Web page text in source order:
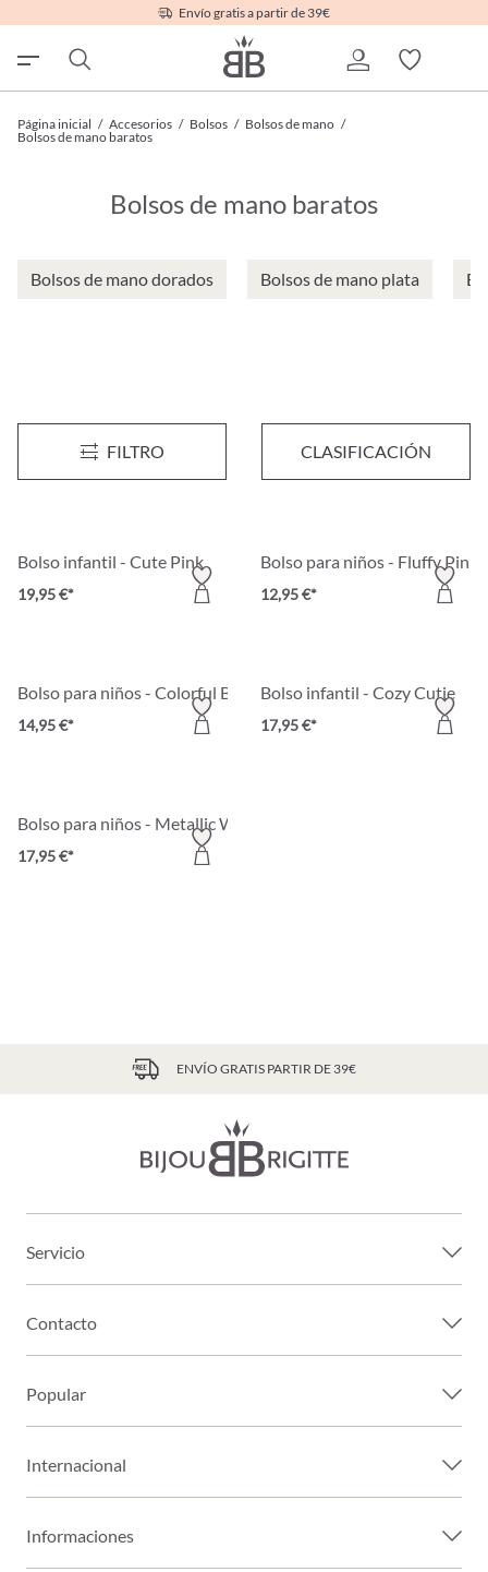
Envío gratis a partir de 39€
Página inicial / Accesorios / Bolsos / Bolsos de mano /
Bolsos de mano baratos
Bolsos de mano baratos
Bolsos de mano dorados Bolsos de mano plata
FILTRO CLASIFICACIÓN
Bolso - Pink Love Bolso para niños - Metallic
17,95 €*
Bolso infantil - Cute Pink
19,95 €*
Bolso para niños - Fluffy Pink
12,95 €*
Bolso para niños - Colorful Bag
14,95 €*
Bolso infantil - Cozy Cutie
17,95 €*
Bolso para niños - Metallic Wings
17,95 €*
ENVÍO GRATIS PARTIR DE 39€
Servicio
Contacto
Popular
Internacional
Informaciones